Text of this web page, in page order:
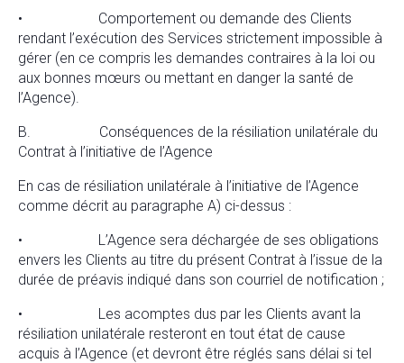
• Comportement ou demande des Clients
rendant l’exécution des Services strictement impossible à
gérer (en ce compris les demandes contraires à la loi ou
aux bonnes mœurs ou mettant en danger la santé de
l’Agence).
B. Conséquences de la résiliation unilatérale du
Contrat à l’initiative de l’Agence
En cas de résiliation unilatérale à l’initiative de l’Agence
comme décrit au paragraphe A) ci-dessus :
• L’Agence sera déchargée de ses obligations
envers les Clients au titre du présent Contrat à l’issue de la
durée de préavis indiqué dans son courriel de notification ;
• Les acomptes dus par les Clients avant la
résiliation unilatérale resteront en tout état de cause
acquis à l’Agence (et devront être réglés sans délai si tel